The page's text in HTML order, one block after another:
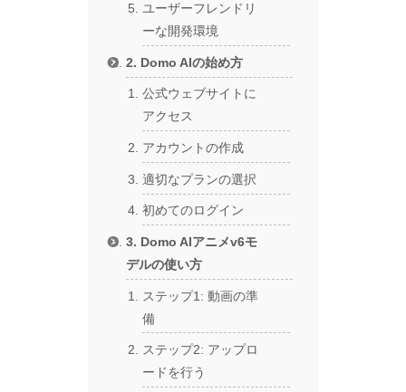
ユーザーフレンドリ
ーな開発環境
2. Domo AIの始め方
公式ウェブサイトに
アクセス
アカウントの作成
適切なプランの選択
初めてのログイン
3. Domo AIアニメv6モ
デルの使い方
ステップ1: 動画の準
備
ステップ2: アップロ
ードを行う